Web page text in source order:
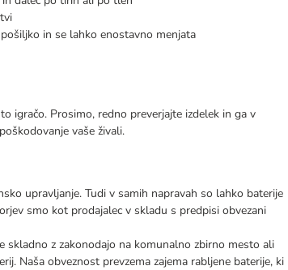
in se lahko enostavno menjata
igračo. Prosimo, redno preverjajte izdelek in ga v
vaše živali.
upravljanje. Tudi v samih napravah so lahko baterije
smo kot prodajalec v skladu s predpisi obvezani
skladno z zakonodajo na komunalno zbirno mesto ali
Naša obveznost prevzema zajema rabljene baterije, ki